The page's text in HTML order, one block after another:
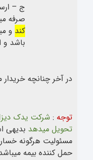
ج –
صرفه
کند
باشد
در آخر چنانچه
توجه : شرکت یدک
تحویل میدهد بدیهی
مسئولیت هرگونه
حمل کننده بیمه